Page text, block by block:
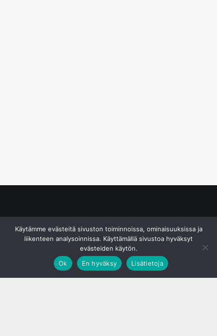
Käytämme evästeitä sivuston toiminnoissa, ominaisuuksissa ja
liikenteen analysoinnissa. Käyttämällä sivustoa hyväksyt
evästeiden käytön.
Ok
En hyväksy Lisätietoja